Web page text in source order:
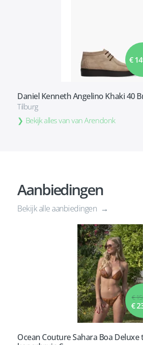
€
Daniel Kenneth Angelino Khaki 40
Tilburg
Bekijk alles van van Arendonk
Aanbiedingen
Bekijk alle aanbiedingen
€
€
Ocean Couture Sahara Boa